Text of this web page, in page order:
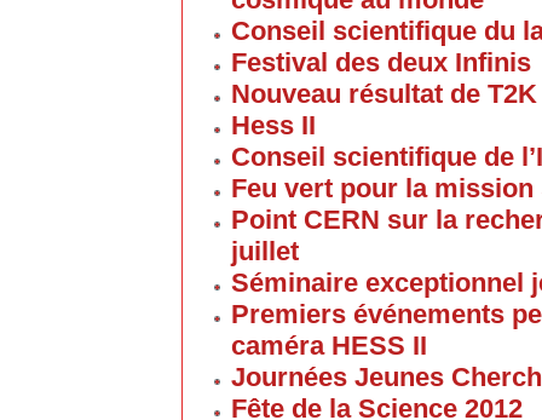
Conseil scientifique du
Festival des deux Infinis
Nouveau résultat de T2K
Hess II
Conseil scientifique de
Feu vert pour la
Point CERN sur la
juillet
Séminaire exceptionnel
Premiers événements
caméra HESS II
Journées Jeunes
Fête de la Science 2012